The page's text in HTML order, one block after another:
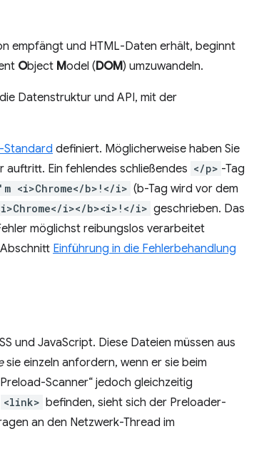
empfängt und HTML-Daten erhält, beginnt
Object Model (DOM) umzuwandeln.
Datenstruktur und API, mit der
Standard definiert. Möglicherweise haben Sie
auftritt. Ein fehlendes schließendes </p> -Tag
<i>Chrome</b>!</i> (b-Tag wird vor dem
i></b><i>!</i> geschrieben. Das
möglichst reibungslos verarbeitet
Einführung in die Fehlerbehandlung
und JavaScript. Diese Dateien müssen aus
sie einzeln anfordern, wenn er sie beim
Scanner“ jedoch gleichzeitig
<link> befinden, sieht sich der Preloader-
an den Netzwerk-Thread im